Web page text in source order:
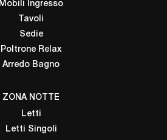
Mobili Ingresso
Tavoli
Sedie
Poltrone Relax
Arredo Bagno
ZONA NOTTE
Letti
Letti Singoli